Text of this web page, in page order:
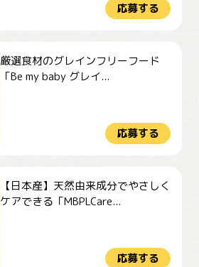
応募する
厳選食材のグレインフリーフード
「Be my baby グレイ...
応募する
【日本産】天然由来成分でやさしく
ケアできる「MBPLCare...
応募する